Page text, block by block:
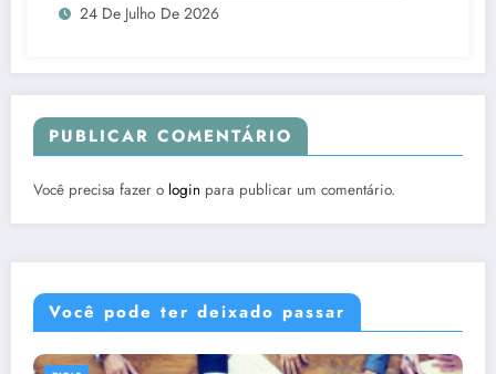
24 De Julho De 2026
PUBLICAR COMENTÁRIO
Você precisa fazer o login para publicar um comentário.
Você pode ter deixado passar